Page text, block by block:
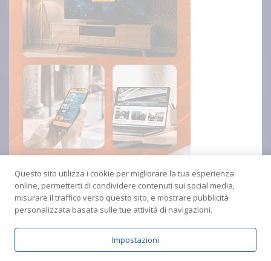
Questo sito utilizza i cookie per migliorare la tua esperienza
online, permetterti di condividere contenuti sui social media,
misurare il traffico verso questo sito, e mostrare pubblicità
personalizzata basata sulle tue attività di navigazioni.
Impostazioni